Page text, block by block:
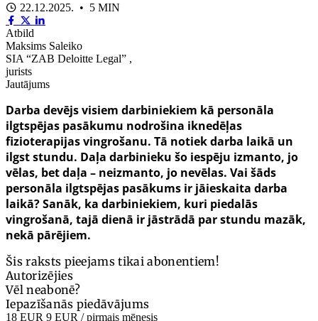
22.12.2025. • 5 MIN
Atbild
Maksims Saleiko
SIA “ZAB Deloitte Legal” ,
jurists
Jautājums
Darba devējs visiem darbiniekiem kā personāla
ilgtspējas pasākumu nodrošina iknedēļas
fizioterapijas vingrošanu. Tā notiek darba laikā un
ilgst stundu. Daļa darbinieku šo iespēju izmanto, jo
vēlas, bet daļa – neizmanto, jo nevēlas. Vai šāds
personāla ilgtspējas pasākums ir jāieskaita darba
laikā? Sanāk, ka darbiniekiem, kuri piedalās
vingrošanā, tajā dienā ir jāstrādā par stundu mazāk,
nekā pārējiem.
Šis raksts pieejams tikai abonentiem!
Autorizējies
Vēl neabonē?
Iepazīšanās piedāvājums
18 EUR 9 EUR / pirmais mēnesis